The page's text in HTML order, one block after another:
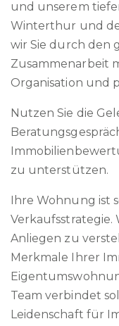
und unserem
Winterthur und
wir Sie durch den
Zusammenarbeit
Organisation und
Nutzen Sie die
zu unterstützen.
Ihre Wohnung ist
Verkaufsstrategie.
Anliegen zu
Merkmale Ihrer
Team verbindet
Leidenschaft für